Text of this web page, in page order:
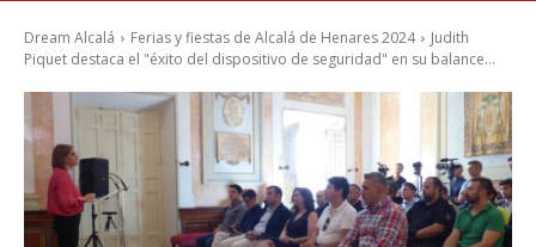
Dream Alcalá Ferias y fiestas de Alcalá de Henares 2024
Judith
Piquet destaca el "éxito del dispositivo de seguridad" en su balance...